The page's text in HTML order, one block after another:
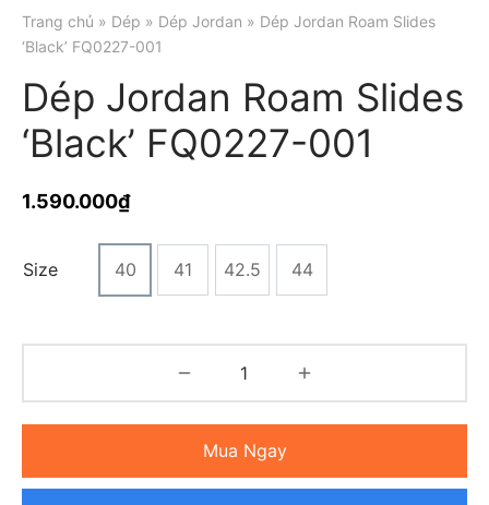
Trang chủ » Dép » Dép Jordan » Dép Jordan Roam Slides
‘Black’ FQ0227-001
Dép Jordan Roam Slides
‘Black’ FQ0227-001
1.590.000₫
Size 40 41 42.5 44
Mua Ngay